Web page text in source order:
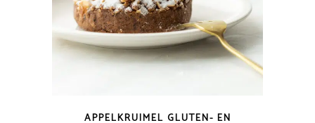
APPELKRUIMEL GLUTEN- EN